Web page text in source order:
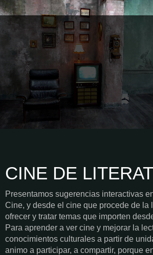
CINE DE
Presentamos sugerencias interactivas
Cine, y desde el cine que procede de la
ofrecer y tratar temas que importen
Para aprender a ver cine y mejorar la
conocimientos culturales a partir de
animo a participar, a compartir, porque